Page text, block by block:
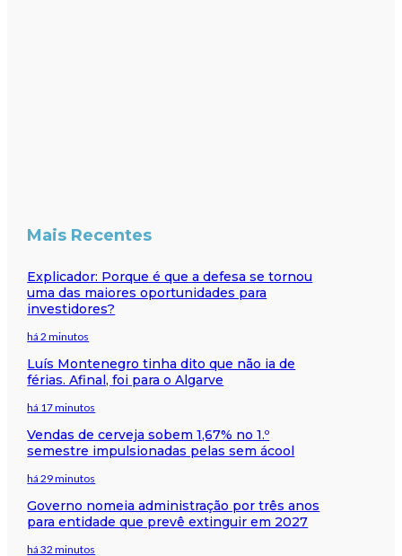
Mais Recentes
Explicador: Porque é que a defesa se tornou
uma das maiores oportunidades para
investidores?
há 2 minutos
Luís Montenegro tinha dito que não ia de
férias. Afinal, foi para o Algarve
há 17 minutos
Vendas de cerveja sobem 1,67% no 1.º
semestre impulsionadas pelas sem ácool
há 29 minutos
Governo nomeia administração por três anos
para entidade que prevê extinguir em 2027
há 32 minutos